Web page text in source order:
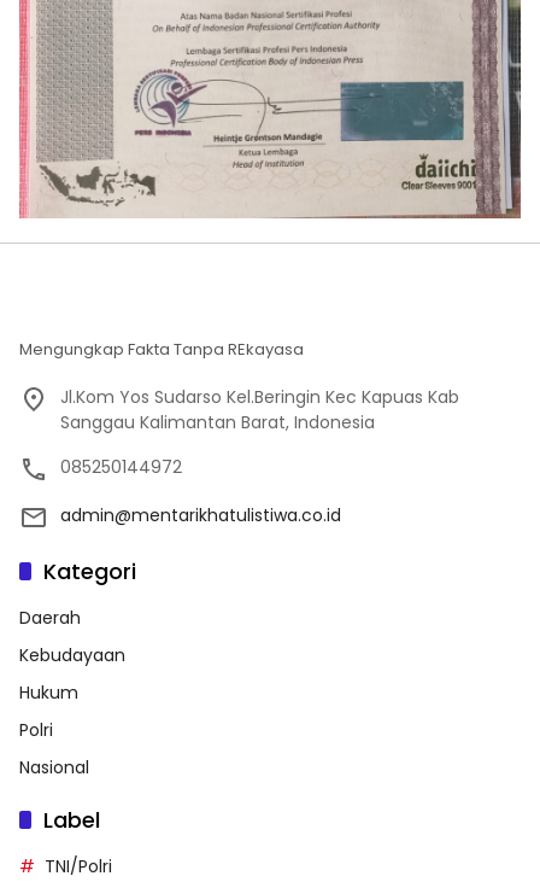
Mengungkap Fakta Tanpa REkayasa
Jl.Kom Yos Sudarso Kel.Beringin Kec Kapuas Kab
Sanggau Kalimantan Barat, Indonesia
085250144972
admin@mentarikhatulistiwa.co.id
Kategori
Daerah
Kebudayaan
Hukum
Polri
Nasional
Label
TNI/Polri